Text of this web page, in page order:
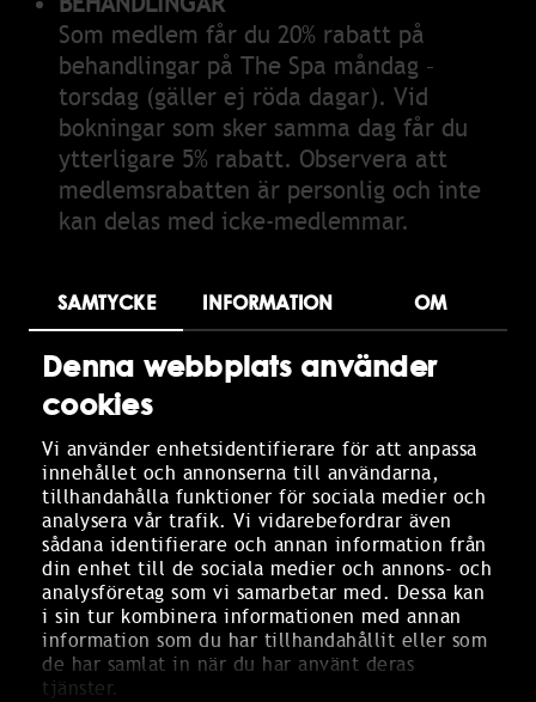
SAMTYCKE INFORMATION OM
Denna webbplats använder
cookies
Vi använder enhetsidentifierare för att anpassa
innehållet och annonserna till användarna,
tillhandahålla funktioner för sociala medier och
analysera vår trafik. Vi vidarebefordrar även
sådana identifierare och annan information från
din enhet till de sociala medier och annons- och
analysföretag som vi samarbetar med. Dessa kan
i sin tur kombinera informationen med annan
information som du har tillhandahållit eller som
de har samlat in när du har använt deras
tjänster.
Som medlem får du 20% rabatt på
behandlingar på The Spa måndag –
torsdag (gäller ej röda dagar). Vid
bokningar som sker samma dag får du
ytterligare 5% rabatt. Observera att
medlemsrabatten är personlig och inte
kan delas med icke-medlemmar.
En gång per vecka kan du som medlem
förmånligt pris. Det är viktigt att boka
din gäst i förväg och att eventuella
avbokningar görs i god tid, då antalet
platser är begränsat. Kom ihåg att ni
behöver checka in tillsammans vid
ankomst. Vid förfrågan om att ta med
flera gäster, vänligen kontakta
spareceptionen.
RESTAURANGER
Som medlem har du 15% rabatt på mat